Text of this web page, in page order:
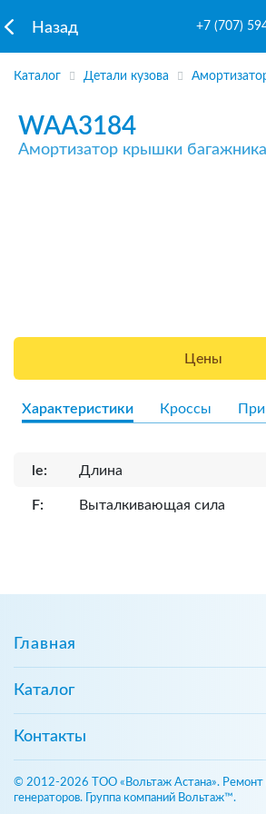
Назад +7 (707)
Каталог Детали кузова
WAA3184
Амортизатор крышки багажника
Цены
Характеристики Кроссы
le: Длина
F: Выталкивающая сила
Главная
Каталог
Контакты
© 2012-2026 ТОО «Вольтаж Астана». Ремонт
генераторов. Группа компаний Вольтаж™.